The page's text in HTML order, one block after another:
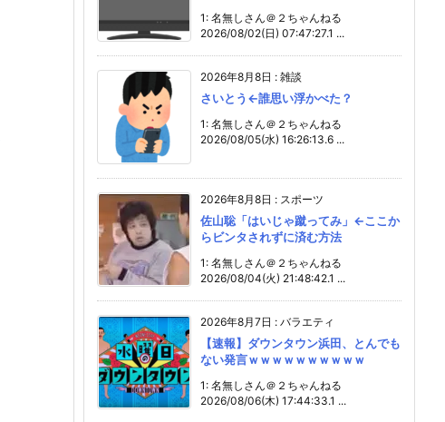
1: 名無しさん＠２ちゃんねる
2026/08/02(日) 07:47:27.1 ...
2026年8月8日 : 雑談
さいとう←誰思い浮かべた？
1: 名無しさん＠２ちゃんねる
2026/08/05(水) 16:26:13.6 ...
2026年8月8日 : スポーツ
佐山聡「はいじゃ蹴ってみ」←ここか
らビンタされずに済む方法
1: 名無しさん＠２ちゃんねる
2026/08/04(火) 21:48:42.1 ...
2026年8月7日 : バラエティ
【速報】ダウンタウン浜田、とんでも
ない発言ｗｗｗｗｗｗｗｗｗｗ
1: 名無しさん＠２ちゃんねる
2026/08/06(木) 17:44:33.1 ...